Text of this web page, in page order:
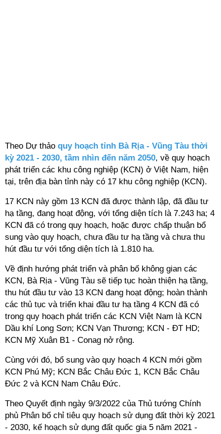
Theo Dự thảo quy hoạch tỉnh Bà Rịa - Vũng Tàu thời
kỳ 2021 - 2030, tầm nhìn đến năm 2050, về quy hoạch
phát triển các khu công nghiệp (KCN) ở Việt Nam, hiện
tại, trên địa bàn tỉnh này có 17 khu công nghiệp (KCN).
17 KCN này gồm 13 KCN đã được thành lập, đã đầu tư
hạ tầng, đang hoạt động, với tổng diện tích là 7.243 ha; 4
KCN đã có trong quy hoạch, hoặc được chấp thuận bổ
sung vào quy hoạch, chưa đầu tư hạ tầng và chưa thu
hút đầu tư với tổng diện tích là 1.810 ha.
Về định hướng phát triển và phân bố không gian các
KCN, Bà Rịa - Vũng Tàu sẽ tiếp tục hoàn thiện hạ tầng,
thu hút đầu tư vào 13 KCN đang hoạt động; hoàn thành
các thủ tục và triển khai đầu tư hạ tầng 4 KCN đã có
trong quy hoạch phát triển các KCN Việt Nam là KCN
Dầu khí Long Sơn; KCN Vạn Thương; KCN - ĐT HD;
KCN Mỹ Xuân B1 - Conag nở rộng.
Cùng với đó, bổ sung vào quy hoạch 4 KCN mới gồm
KCN Phú Mỹ; KCN Bắc Châu Đức 1, KCN Bắc Châu
Đức 2 và KCN Nam Châu Đức.
Theo Quyết định ngày 9/3/2022 của Thủ tướng Chính
phủ Phân bổ chỉ tiêu quy hoạch sử dụng đất thời kỳ 2021
- 2030, kế hoạch sử dụng đất quốc gia 5 năm 2021 -